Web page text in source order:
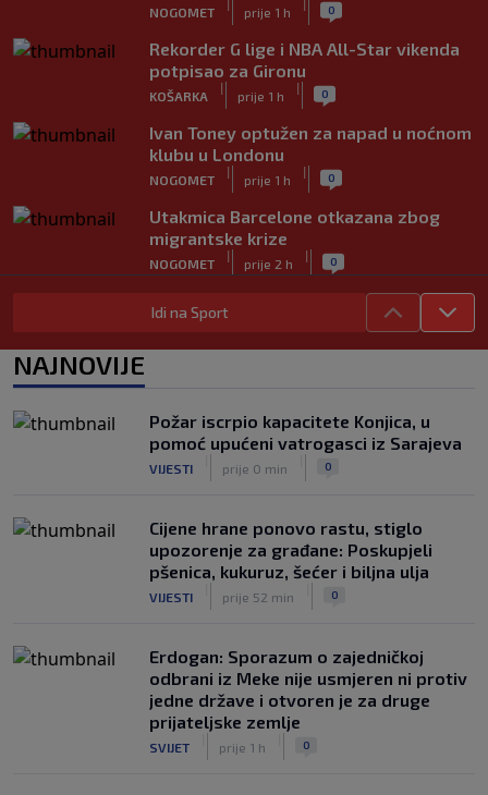
NOGOMET
|
prije 1 h
| 0
Rekorder G lige i NBA All-Star vikenda
potpisao za Gironu
KOŠARKA
|
prije 1 h
| 0
Ivan Toney optužen za napad u noćnom
klubu u Londonu
NOGOMET
|
prije 1 h
| 0
Utakmica Barcelone otkazana zbog
migrantske krize
NOGOMET
|
prije 2 h
| 0
FS Norveške poručio Infantinu: Odlazi,
odmah!
NOGOMET prije 2 h
u bikiniju (FOTO+VIDEO)
OSTALI SPORTOVI
|
prije 2 h
| 0
Idi na Sport
NAJNOVIJE
Požar iscrpio kapacitete Konjica, u
pomoć upućeni vatrogasci iz Sarajeva
VIJESTI prije 0 min 0
Cijene hrane ponovo rastu, stiglo
upozorenje za građane: Poskupjeli
pšenica, kukuruz, šećer i biljna ulja
VIJESTI prije 52 min 0
Erdogan: Sporazum o zajedničkoj
odbrani iz Meke nije usmjeren ni protiv
jedne države i otvoren je za druge
prijateljske zemlje
SVIJET prije 1 h 0